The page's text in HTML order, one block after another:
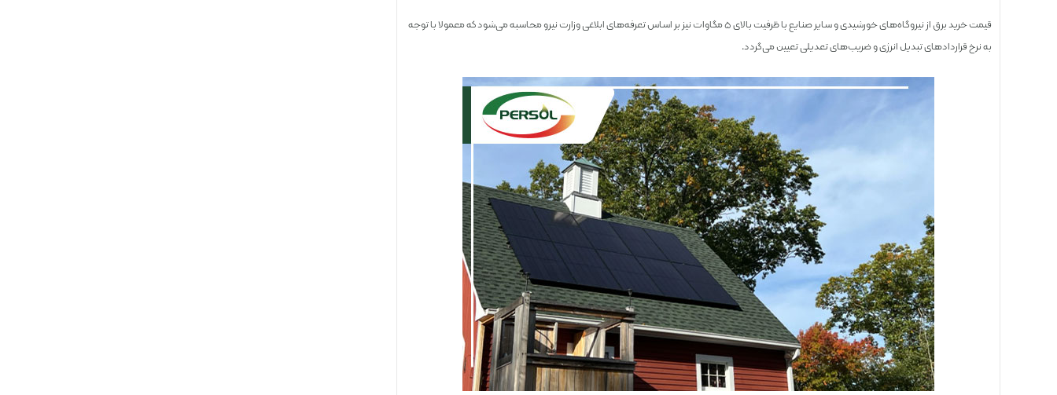
قیمت خرید برق از نیروگاه‌های خورشیدی و سایر صنایع با ظرفیت بالای ۵ مگاوات نیز بر اساس تعرفه‌های ابلاغی وزارت نیرو محاسبه می‌شود که معمولا با توجه
به نرخ قراردادهای تبدیل انرژی و ضریب‌های تعدیلی تعیین می‌‌گردد.